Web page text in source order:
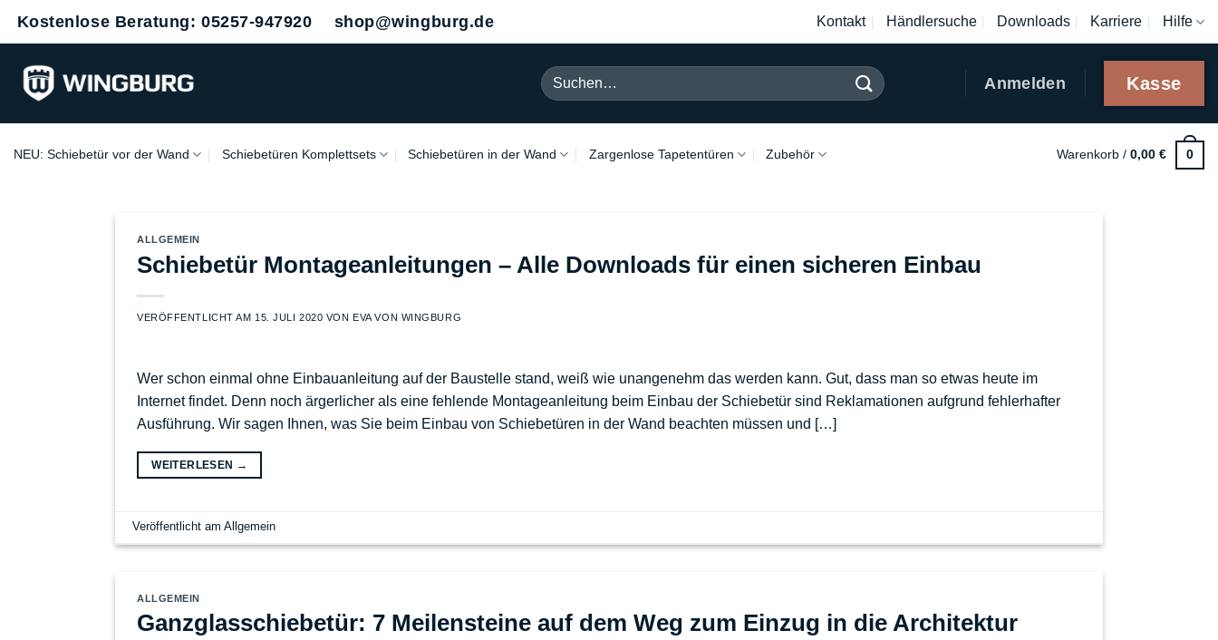
Kostenlose Beratung: 05257-947920 shop@wingburg.de Kontakt Händlersuche Downloads Karriere Hilfe
Suchen
nach:
Anmelden Kasse
NEU: Schiebetür vor der Wand Schiebetüren Komplettsets Schiebetüren in der Wand Zargenlose Tapetentüren Zubehör Warenkorb /0,00€ 0
ALLGEMEIN
Schiebetür Montageanleitungen – Alle Downloads für einen sicheren Einbau
VERÖFFENTLICHT AM 15. JULI 2020 VONEVA VON WINGBURG
Wer schon einmal ohne Einbauanleitung auf der Baustelle stand, weiß wie unangenehm das werden kann. Gut, dass man so etwas heute im
Internet findet. Denn noch ärgerlicher als eine fehlende Montageanleitung beim Einbau der Schiebetür sind Reklamationen aufgrund fehlerhafter
Ausführung. Wir sagen Ihnen, was Sie beim Einbau von Schiebetüren in der Wand beachten müssen und […]
WEITERLESEN →
Veröffentlicht amAllgemein
ALLGEMEIN
Ganzglasschiebetür: 7 Meilensteine auf dem Weg zum Einzug in die Architektur